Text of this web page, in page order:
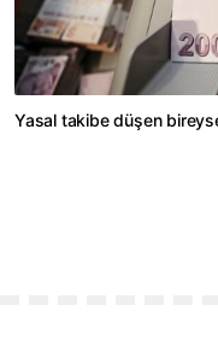
Yasal takibe düşen